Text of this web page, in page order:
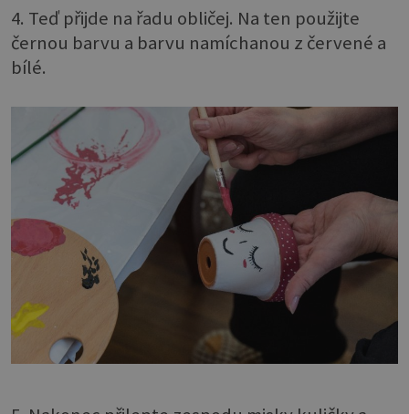
4. Teď přijde na řadu obličej. Na ten použijte
černou barvu a barvu namíchanou z červené a
bílé.